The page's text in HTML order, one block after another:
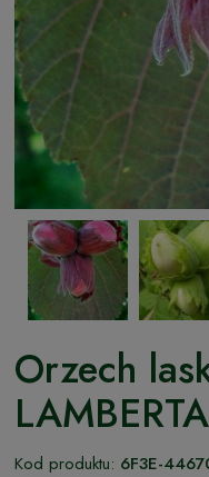
Orzech
LAMBERTA
Kod produktu: 6F3E-